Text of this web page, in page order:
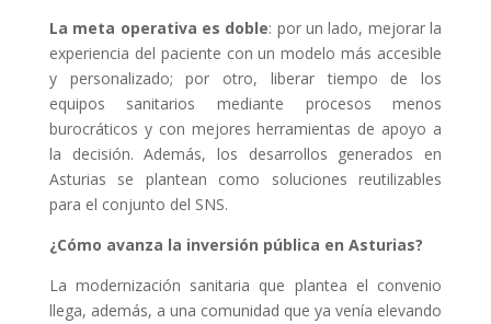
La meta operativa es doble: por un lado, mejorar la
experiencia del paciente con un modelo más accesible
y personalizado; por otro, liberar tiempo de los
equipos sanitarios mediante procesos menos
burocráticos y con mejores herramientas de apoyo a
la decisión. Además, los desarrollos generados en
Asturias se plantean como soluciones reutilizables
para el conjunto del SNS.
¿Cómo avanza la inversión pública en Asturias?
La modernización sanitaria que plantea el convenio
llega, además, a una comunidad que ya venía elevando